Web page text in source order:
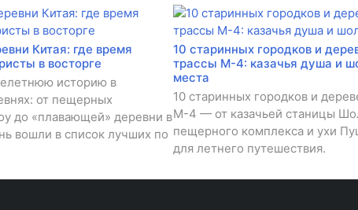
Китая: где время
в восторге
историю в
от пещерных
до «плавающей» деревни в
вошли в список лучших по
10 старинных городков и
трассы М-4: казачья душа и
места
10 старинных городков и
М-4 — от казачьей станицы
пещерного комплекса и ухи
для летнего путешествия.